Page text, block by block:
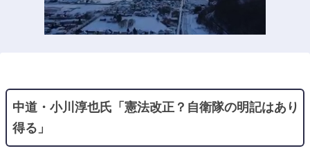
中道・小川淳也氏「憲法改正？自衛隊の明記はあり
得る」